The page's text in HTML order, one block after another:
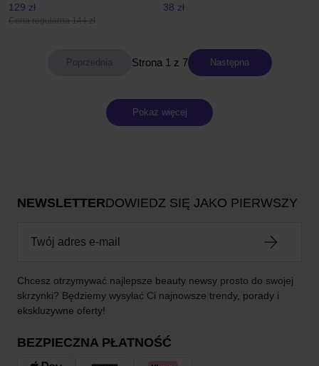
129 zł
Cena regularna 144 zł
38 zł
Strona 1 z 7 Następna
Pokaż więcej
NEWSLETTERDOWIEDZ SIĘ JAKO PIERWSZY
Chcesz otrzymywać najlepsze beauty newsy prosto do swojej
skrzynki? Będziemy wysyłać Ci najnowsze trendy, porady i
ekskluzywne oferty!
BEZPIECZNA PŁATNOŚĆ